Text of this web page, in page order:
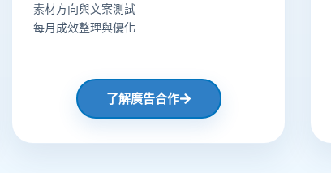
素材方向與文案測試
每月成效整理與優化
了解廣告合作